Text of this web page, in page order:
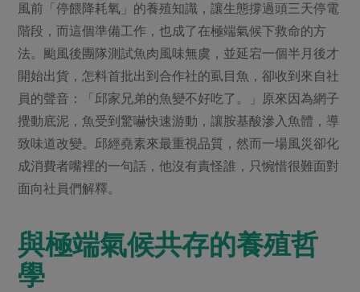
風前「停餵降耗氧」的養殖知識，讓生態撐過頭三天停電
階段，而這個準備工作，也成了在極端氣候下救命的方
法。颱風後團隊測試魚肉風味無虞，並延宕一個半月後才
開始出貨，怎料首批出到合作社的虱目魚，卻收到來自社
員的聲音：「邱家兄弟的魚變不好吃了。」原來因為網子
攪動底泥，魚受到驚嚇快速游動，讓胺基酸滲入魚體，導
致味道改變。邱經堯素來最重視品質，然而一場風災卻化
成消費者嘴裡的一句話，他沒有責怪誰，只惋惜很難面對
面向社員們解釋。
與極端氣候共存的養殖哲
學